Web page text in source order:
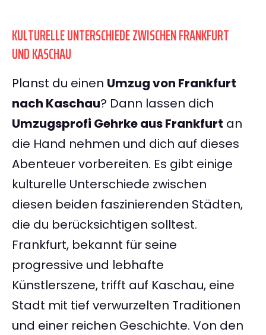
KULTURELLE UNTERSCHIEDE ZWISCHEN FRANKFURT
UND KASCHAU
Planst du einen Umzug von Frankfurt
nach Kaschau? Dann lassen dich
Umzugsprofi Gehrke aus Frankfurt an
die Hand nehmen und dich auf dieses
Abenteuer vorbereiten. Es gibt einige
kulturelle Unterschiede zwischen
diesen beiden faszinierenden Städten,
die du berücksichtigen solltest.
Frankfurt, bekannt für seine
progressive und lebhafte
Künstlerszene, trifft auf Kaschau, eine
Stadt mit tief verwurzelten Traditionen
und einer reichen Geschichte. Von den